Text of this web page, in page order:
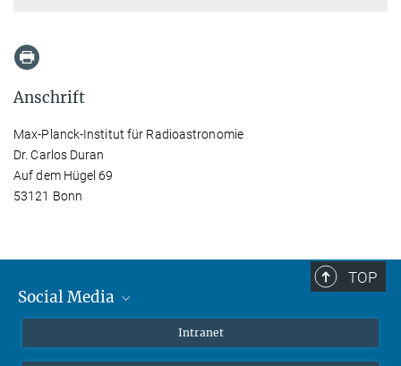
Anschrift
Max-Planck-Institut für Radioastronomie
Dr. Carlos Duran
Auf dem Hügel 69
53121 Bonn
TOP
Social Media
Intranet